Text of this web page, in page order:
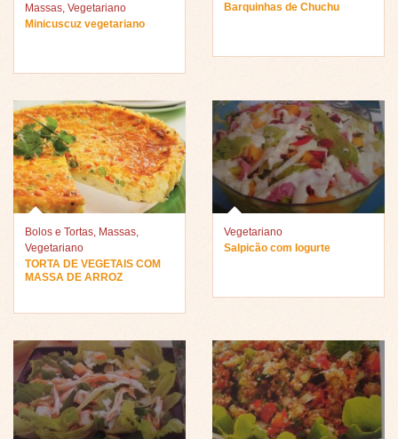
Massas, Vegetariano
Minicuscuz vegetariano
Barquinhas de Chuchu
Bolos e Tortas, Massas,
Vegetariano
TORTA DE VEGETAIS COM
MASSA DE ARROZ
Vegetariano
Salpicão com Iogurte